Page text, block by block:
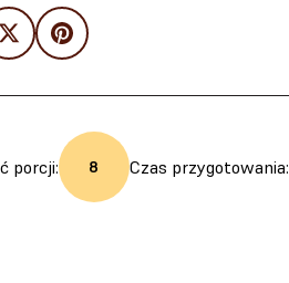
porcji: 8 Czas przygotowania: